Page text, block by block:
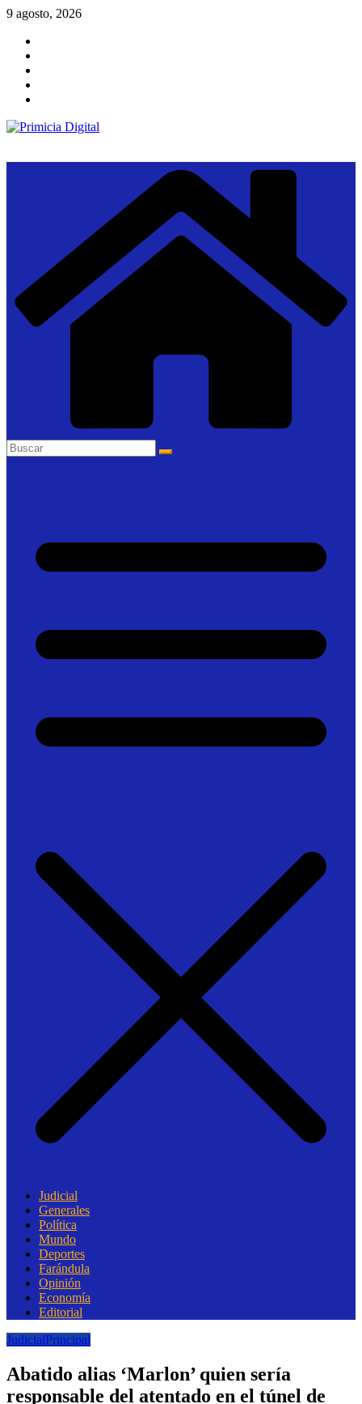
Saltar
contenido
9 agosto, 2026
Judicial
Generales
Política
Mundo
Deportes
Farándula
Opinión
Economía
Editorial
JudicialPrincipal
Abatido alias ‘Marlon’ quien sería
responsable del atentado en el túnel de